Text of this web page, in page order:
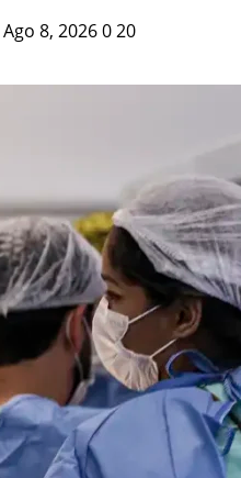
Ago 8, 2026020